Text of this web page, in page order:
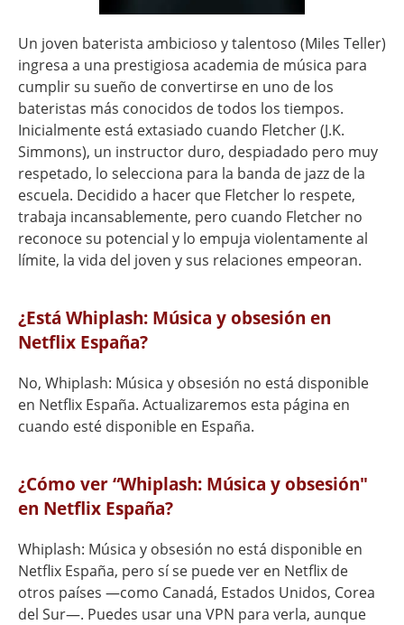
Un joven baterista ambicioso y talentoso (Miles Teller)
ingresa a una prestigiosa academia de música para
cumplir su sueño de convertirse en uno de los
bateristas más conocidos de todos los tiempos.
Inicialmente está extasiado cuando Fletcher (J.K.
Simmons), un instructor duro, despiadado pero muy
respetado, lo selecciona para la banda de jazz de la
escuela. Decidido a hacer que Fletcher lo respete,
trabaja incansablemente, pero cuando Fletcher no
reconoce su potencial y lo empuja violentamente al
límite, la vida del joven y sus relaciones empeoran.
¿Está Whiplash: Música y obsesión en
Netflix España?
No, Whiplash: Música y obsesión no está disponible
en Netflix España. Actualizaremos esta página en
cuando esté disponible en España.
¿Cómo ver “Whiplash: Música y obsesión"
en Netflix España?
Whiplash: Música y obsesión no está disponible en
Netflix España, pero sí se puede ver en Netflix de
otros países —como Canadá, Estados Unidos, Corea
del Sur—. Puedes usar una VPN para verla, aunque